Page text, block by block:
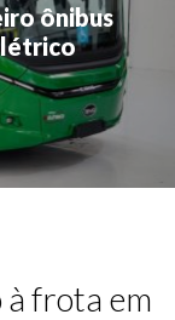
ônibus
frota em